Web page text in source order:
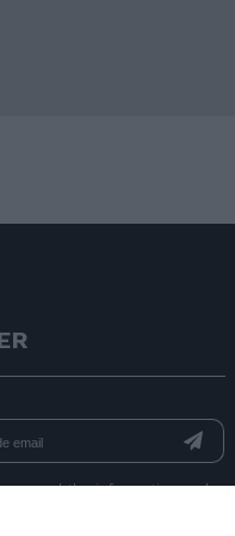
readthe informationand